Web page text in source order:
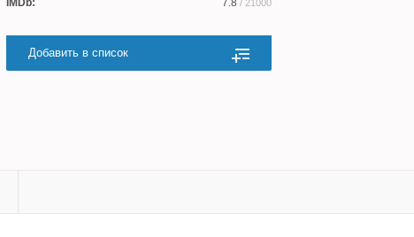
IMDb: 7.8 / 21000
Добавить в список